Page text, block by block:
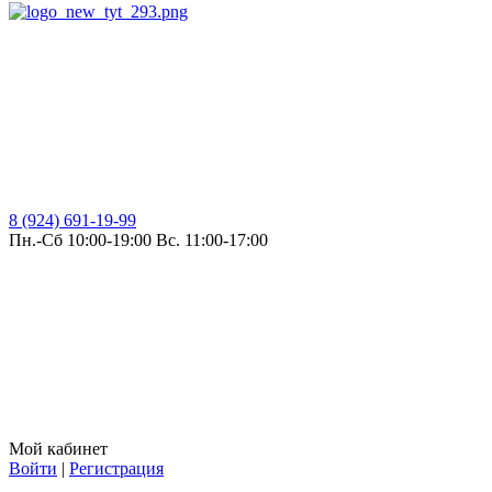
8 (924) 691-19-99
Пн.-Сб 10:00-19:00 Вс. 11:00-17:00
Мой кабинет
Войти | Регистрация